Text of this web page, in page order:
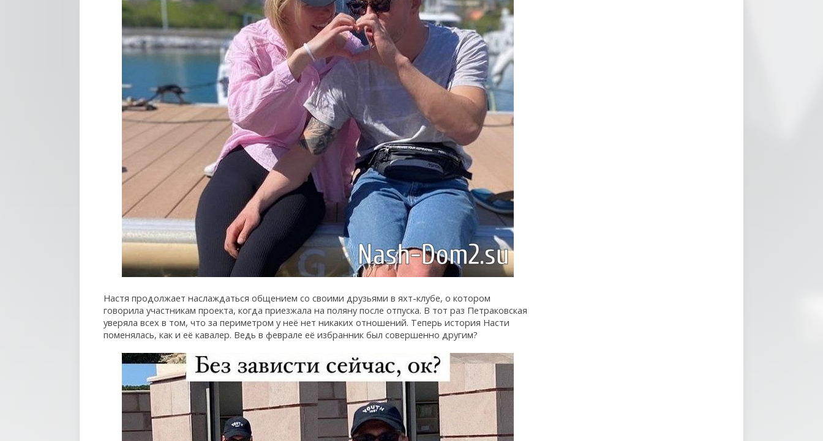
Настя продолжает наслаждаться общением со своими друзьями в яхт-клубе, о котором
говорила участникам проекта, когда приезжала на поляну после отпуска. В тот раз Петраковская
уверяла всех в том, что за периметром у неё нет никаких отношений. Теперь история Насти
поменялась, как и её кавалер. Ведь в феврале её избранник был совершенно другим?